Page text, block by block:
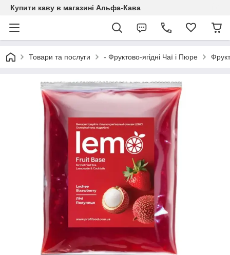
Купити каву в магазині Альфа-Кава
Товари та послуги - Фруктово-ягідні Чаї і Пюре